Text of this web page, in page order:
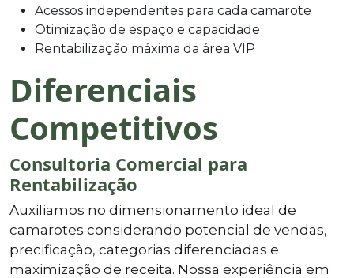
Acessos independentes para cada camarote
Otimização de espaço e capacidade
Rentabilização máxima da área VIP
Diferenciais
Competitivos
Consultoria Comercial para
Rentabilização
Auxiliamos no dimensionamento ideal de
camarotes considerando potencial de vendas,
precificação, categorias diferenciadas e
maximização de receita. Nossa experiência em